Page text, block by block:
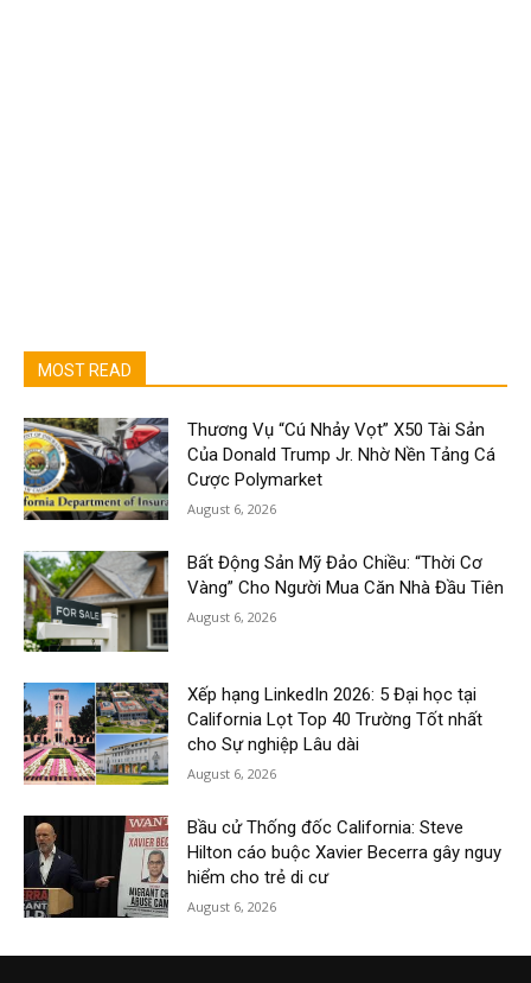
MOST READ
Thương Vụ “Cú Nhảy Vọt” X50 Tài Sản
Của Donald Trump Jr. Nhờ Nền Tảng Cá
Cược Polymarket
August 6, 2026
Bất Động Sản Mỹ Đảo Chiều: “Thời Cơ
Vàng” Cho Người Mua Căn Nhà Đầu Tiên
August 6, 2026
Xếp hạng LinkedIn 2026: 5 Đại học tại
California Lọt Top 40 Trường Tốt nhất
cho Sự nghiệp Lâu dài
August 6, 2026
Bầu cử Thống đốc California: Steve
Hilton cáo buộc Xavier Becerra gây nguy
hiểm cho trẻ di cư
August 6, 2026